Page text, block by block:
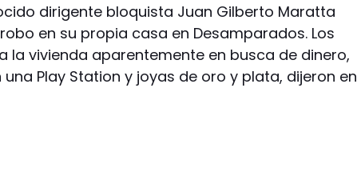
dirigente bloquista Juan Gilberto Maratta
en su propia casa en Desamparados. Los
la vivienda aparentemente en busca de dinero,
Play Station y joyas de oro y plata, dijeron en